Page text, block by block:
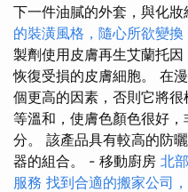
下一件油膩的外套，與化妝
的裝潢風格，隨心所欲變換
製劑使用皮膚再生艾蘭托
恢復受損的皮膚細胞。 在
個更高的因素，否則它將
等溫和，使膚色顏色很好
分。 該產品具有較高的防
器的組合。 - 移動廚房 北
服務 找到合適的搬家公司